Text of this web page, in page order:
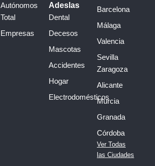
Autónomos
Total
Empresas
Adeslas
Dental
Decesos
Mascotas
Accidentes
Hogar
Electrodomésticos
Barcelona
Málaga
Valencia
Sevilla
Zaragoza
Alicante
Murcia
Granada
Córdoba
Ver Todas
las Ciudades